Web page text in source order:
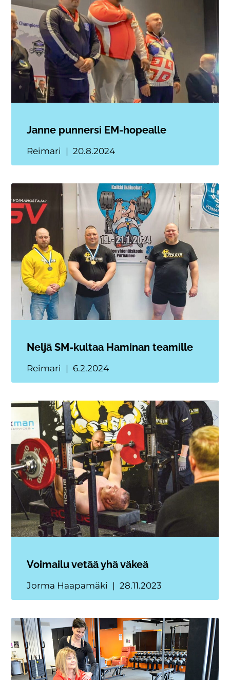
Janne punnersi EM-hopealle
Reimari 20.8.2024
Neljä SM-kultaa Haminan teamille
Reimari 6.2.2024
Voimailu vetää yhä väkeä
Jorma Haapamäki 28.11.2023